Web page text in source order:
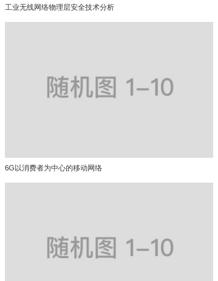
工业无线网络物理层安全技术分析
6G以消费者为中心的移动网络